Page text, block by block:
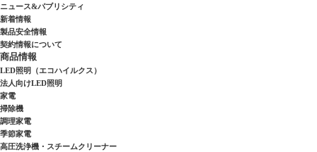
ニュース&パブリシティ
新着情報
製品安全情報
契約情報について
商品情報
LED照明（エコハイルクス）
法人向けLED照明
家電
掃除機
調理家電
季節家電
高圧洗浄機・スチームクリーナー